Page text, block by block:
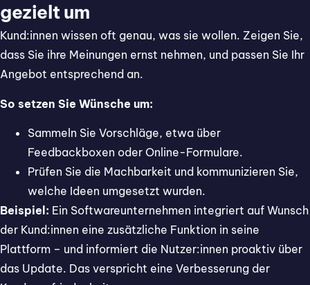
gezielt um
Kund:innen wissen oft genau, was sie wollen. Zeigen Sie,
dass Sie ihre Meinungen ernst nehmen, und passen Sie Ihr
Angebot entsprechend an.
So setzen Sie Wünsche um:
Sammeln Sie Vorschläge, etwa über
Feedbackboxen oder Online-Formulare.
Prüfen Sie die Machbarkeit und kommunizieren Sie,
welche Ideen umgesetzt wurden.
Beispiel: Ein Softwareunternehmen integriert auf Wunsch
der Kund:innen eine zusätzliche Funktion in seine
Plattform – und informiert die Nutzer:innen proaktiv über
das Update. Das verspricht eine Verbesserung der